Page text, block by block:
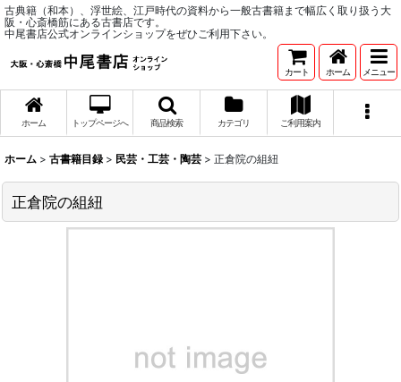
古典籍（和本）、浮世絵、江戸時代の資料から一般古書籍まで幅広く取り扱う大
阪・心斎橋筋にある古書店です。
中尾書店公式オンラインショップをぜひご利用下さい。
カート ホーム メニュー
ホーム トップページへ 商品検索 カテゴリ ご利用案内
ホーム > 古書籍目録 > 民芸・工芸・陶芸 > 正倉院の組紐
正倉院の組紐